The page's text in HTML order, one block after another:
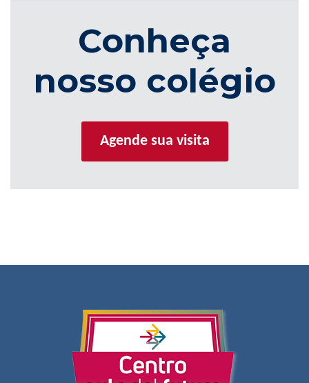
Conheça
nosso colégio
Agende sua visita